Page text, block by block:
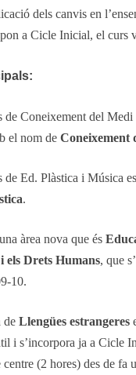
dels canvis en
a Cicle Inicial, el
de Coneixement del
el nom de Coneixement
de Ed. Plàstica i Música
.
àrea nova que és
els Drets Humans, que
10.
de Llengües estrangeres
i s’incorpora ja a Cicle
(2 hores) des de fa